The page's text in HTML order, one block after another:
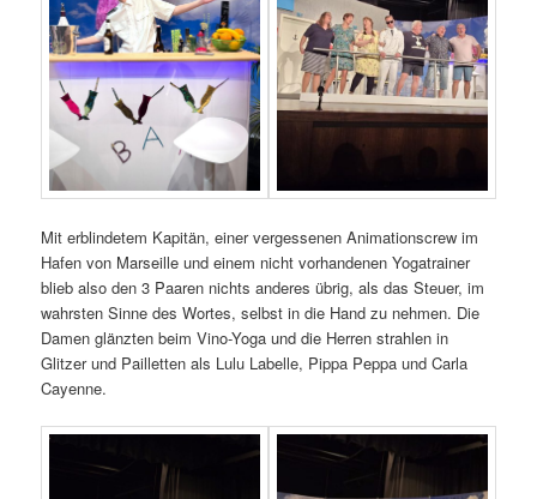
Mit erblindetem Kapitän, einer vergessenen Animationscrew im
Hafen von Marseille und einem nicht vorhandenen Yogatrainer
blieb also den 3 Paaren nichts anderes übrig, als das Steuer, im
wahrsten Sinne des Wortes, selbst in die Hand zu nehmen. Die
Damen glänzten beim Vino-Yoga und die Herren strahlen in
Glitzer und Pailletten als Lulu Labelle, Pippa Peppa und Carla
Cayenne.